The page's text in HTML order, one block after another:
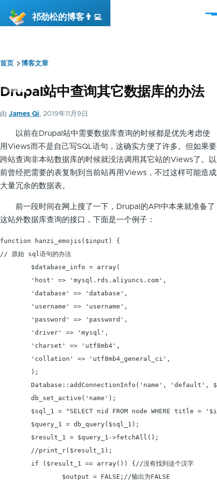
祁劲松的博客👨‍💻
菜
面
包
首页 博客文章
Drupal站中查询其它数据库的办法
由 James Qi, 2019年11月9日
以前在Drupal站中需要数据库查询的时候都是优先考虑使
用Views而不是自己写SQL语句，这确实方便了许多。但如果要
跨站查询非本站数据库的时候就没法调用其它站的Views了。以
前曾经把需要的表复制到当前站再用Views，不过这样可能造成
大量冗余的数据表。
前一段时间在网上搜了一下，Drupal的API中本来就准备了
这站外数据库查询的接口，下面是一个例子：
function hanzi_emojis($input) {
// 原始 sql语句的办法